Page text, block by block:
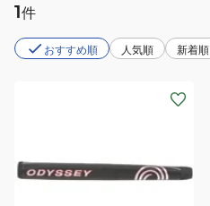
1件
おすすめ順 人気順 新着順
デ